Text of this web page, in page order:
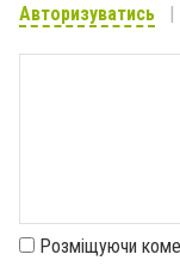
Авторизуватись
Розміщуючи